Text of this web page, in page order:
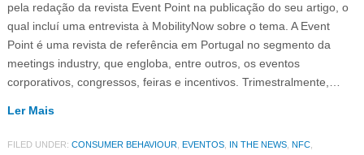
pela redação da revista Event Point na publicação do seu artigo, o
qual incluí uma entrevista à MobilityNow sobre o tema. A Event
Point é uma revista de referência em Portugal no segmento da
meetings industry, que engloba, entre outros, os eventos
corporativos, congressos, feiras e incentivos. Trimestralmente,…
Ler Mais
FILED UNDER: CONSUMER BEHAVIOUR, EVENTOS, IN THE NEWS, NFC,